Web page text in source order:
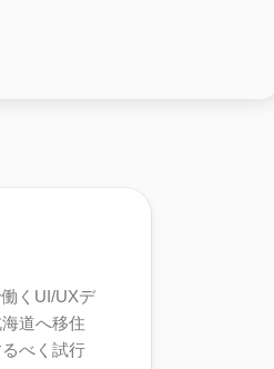
くUI/UXデ
道へ移住
べく試行